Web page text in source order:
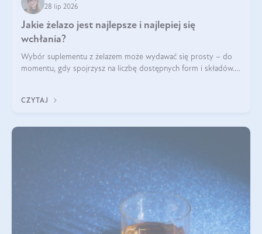
28 lip 2026
Jakie żelazo jest najlepsze i najlepiej się
wchłania?
Wybór suplementu z żelazem może wydawać się prosty – do
momentu, gdy spojrzysz na liczbę dostępnych form i składów.
zawierać suplement?
CZYTAJ